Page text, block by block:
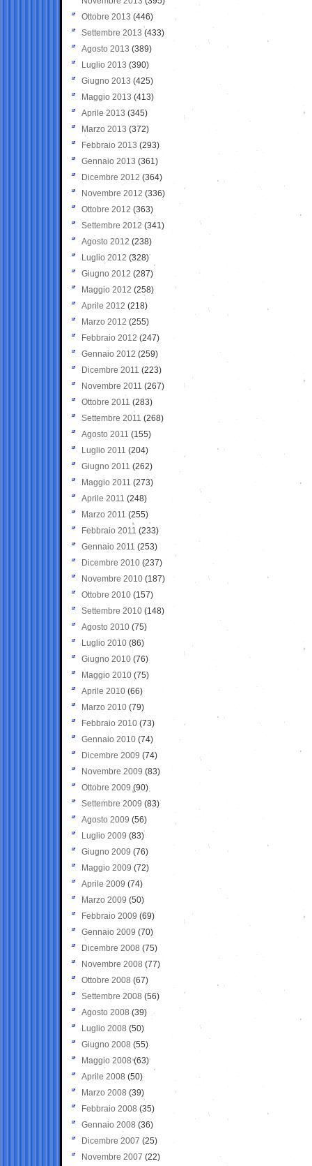
Ottobre 2013 (446)
Settembre 2013 (433)
Agosto 2013 (389)
Luglio 2013 (390)
Giugno 2013 (425)
Maggio 2013 (413)
Aprile 2013 (345)
Marzo 2013 (372)
Febbraio 2013 (293)
Gennaio 2013 (361)
Dicembre 2012 (364)
Novembre 2012 (336)
Ottobre 2012 (363)
Settembre 2012 (341)
Agosto 2012 (238)
Luglio 2012 (328)
Giugno 2012 (287)
Maggio 2012 (258)
Aprile 2012 (218)
Marzo 2012 (255)
Febbraio 2012 (247)
Gennaio 2012 (259)
Dicembre 2011 (223)
Novembre 2011 (267)
Ottobre 2011 (283)
Settembre 2011 (268)
Agosto 2011 (155)
Luglio 2011 (204)
Giugno 2011 (262)
Maggio 2011 (273)
Aprile 2011 (248)
Marzo 2011 (255)
Febbraio 2011 (233)
Gennaio 2011 (253)
Dicembre 2010 (237)
Novembre 2010 (187)
Ottobre 2010 (157)
Settembre 2010 (148)
Agosto 2010 (75)
Luglio 2010 (86)
Giugno 2010 (76)
Maggio 2010 (75)
Aprile 2010 (66)
Marzo 2010 (79)
Febbraio 2010 (73)
Gennaio 2010 (74)
Dicembre 2009 (74)
Novembre 2009 (83)
Ottobre 2009 (90)
Settembre 2009 (83)
Agosto 2009 (56)
Luglio 2009 (83)
Giugno 2009 (76)
Maggio 2009 (72)
Aprile 2009 (74)
Marzo 2009 (50)
Febbraio 2009 (69)
Gennaio 2009 (70)
Dicembre 2008 (75)
Novembre 2008 (77)
Ottobre 2008 (67)
Settembre 2008 (56)
Agosto 2008 (39)
Luglio 2008 (50)
Giugno 2008 (55)
Maggio 2008(63)
Aprile 2008 (50)
Marzo 2008 (39)
Febbraio 2008 (35)
Gennaio 2008 (36)
Dicembre 2007 (25)
Novembre 2007 (22)